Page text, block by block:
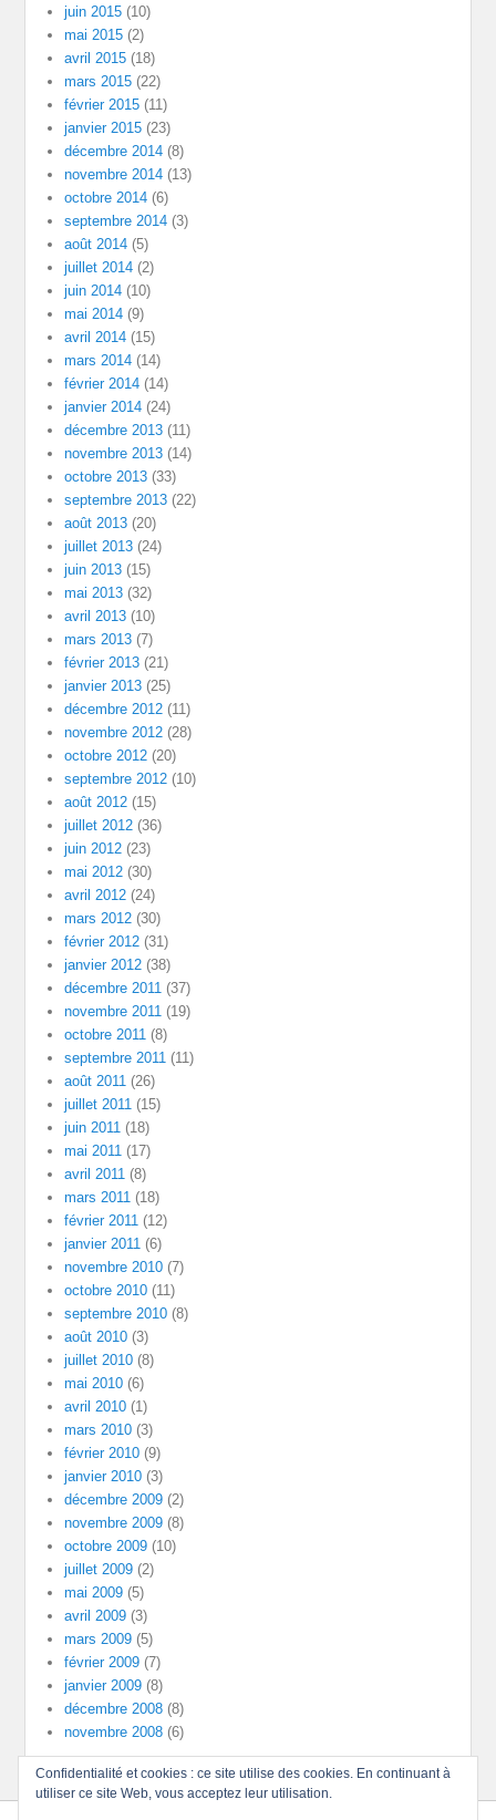
juin 2015 (10)
mai 2015 (2)
avril 2015 (18)
mars 2015 (22)
février 2015 (11)
janvier 2015 (23)
décembre 2014 (8)
novembre 2014 (13)
octobre 2014 (6)
septembre 2014 (3)
août 2014 (5)
juillet 2014 (2)
juin 2014 (10)
mai 2014 (9)
avril 2014 (15)
mars 2014 (14)
février 2014 (14)
janvier 2014 (24)
décembre 2013 (11)
novembre 2013 (14)
octobre 2013 (33)
septembre 2013 (22)
août 2013 (20)
juillet 2013 (24)
juin 2013 (15)
mai 2013 (32)
avril 2013 (10)
mars 2013 (7)
février 2013 (21)
janvier 2013 (25)
décembre 2012 (11)
novembre 2012 (28)
octobre 2012 (20)
septembre 2012 (10)
août 2012 (15)
juillet 2012 (36)
juin 2012 (23)
mai 2012 (30)
avril 2012 (24)
mars 2012 (30)
février 2012 (31)
janvier 2012 (38)
décembre 2011 (37)
novembre 2011 (19)
octobre 2011 (8)
septembre 2011 (11)
août 2011 (26)
juillet 2011 (15)
juin 2011 (18)
mai 2011 (17)
avril 2011 (8)
mars 2011 (18)
février 2011 (12)
janvier 2011 (6)
novembre 2010 (7)
octobre 2010 (11)
septembre 2010 (8)
août 2010 (3)
juillet 2010 (8)
mai 2010 (6)
avril 2010 (1)
mars 2010 (3)
février 2010 (9)
janvier 2010 (3)
décembre 2009 (2)
novembre 2009 (8)
octobre 2009 (10)
juillet 2009 (2)
mai 2009 (5)
avril 2009 (3)
mars 2009 (5)
février 2009 (7)
janvier 2009 (8)
décembre 2008 (8)
novembre 2008 (6)
Confidentialité et cookies : ce site utilise des cookies. En continuant à
utiliser ce site Web, vous acceptez leur utilisation.